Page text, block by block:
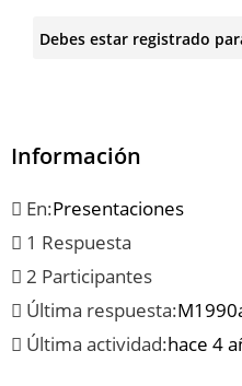
Debes estar registrado
Información
En:Presentaciones
1 Respuesta
2 Participantes
Última respuesta:
Última actividad:hace 4